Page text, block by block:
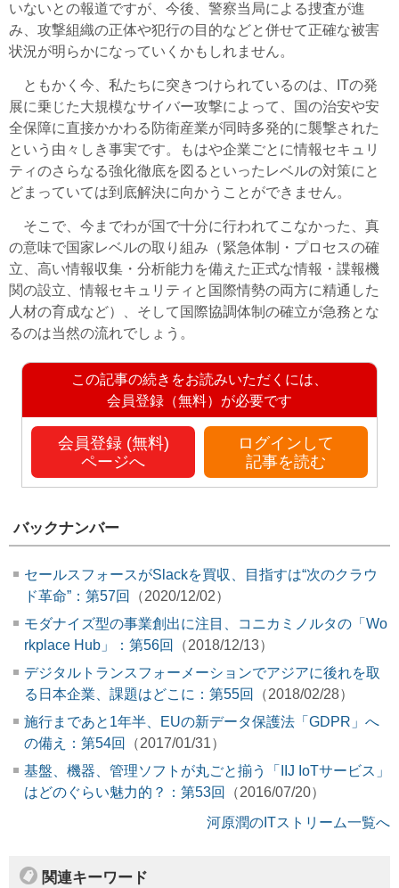
いないとの報道ですが、今後、警察当局による捜査が進
み、攻撃組織の正体や犯行の目的などと併せて正確な被害
状況が明らかになっていくかもしれません。
ともかく今、私たちに突きつけられているのは、ITの発
展に乗じた大規模なサイバー攻撃によって、国の治安や安
全保障に直接かかわる防衛産業が同時多発的に襲撃された
という由々しき事実です。もはや企業ごとに情報セキュリ
ティのさらなる強化徹底を図るといったレベルの対策にと
どまっていては到底解決に向かうことができません。
そこで、今までわが国で十分に行われてこなかった、真
の意味で国家レベルの取り組み（緊急体制・プロセスの確
立、高い情報収集・分析能力を備えた正式な情報・諜報機
関の設立、情報セキュリティと国際情勢の両方に精通した
人材の育成など）、そして国際協調体制の確立が急務とな
るのは当然の流れでしょう。
この記事の続きをお読みいただくには、
会員登録（無料）が必要です
会員登録 (無料)
ページへ
ログインして
記事を読む
バックナンバー
セールスフォースがSlackを買収、目指すは“次のクラウ
ド革命”：第57回
（2020/12/02）
モダナイズ型の事業創出に注目、コニカミノルタの「Wo
rkplace Hub」：第56回
（2018/12/13）
デジタルトランスフォーメーションでアジアに後れを取
る日本企業、課題はどこに：第55回
（2018/02/28）
施行まであと1年半、EUの新データ保護法「GDPR」へ
の備え：第54回
（2017/01/31）
基盤、機器、管理ソフトが丸ごと揃う「IIJ IoTサービス」
はどのぐらい魅力的？：第53回
（2016/07/20）
河原潤のITストリーム一覧へ
関連キーワード